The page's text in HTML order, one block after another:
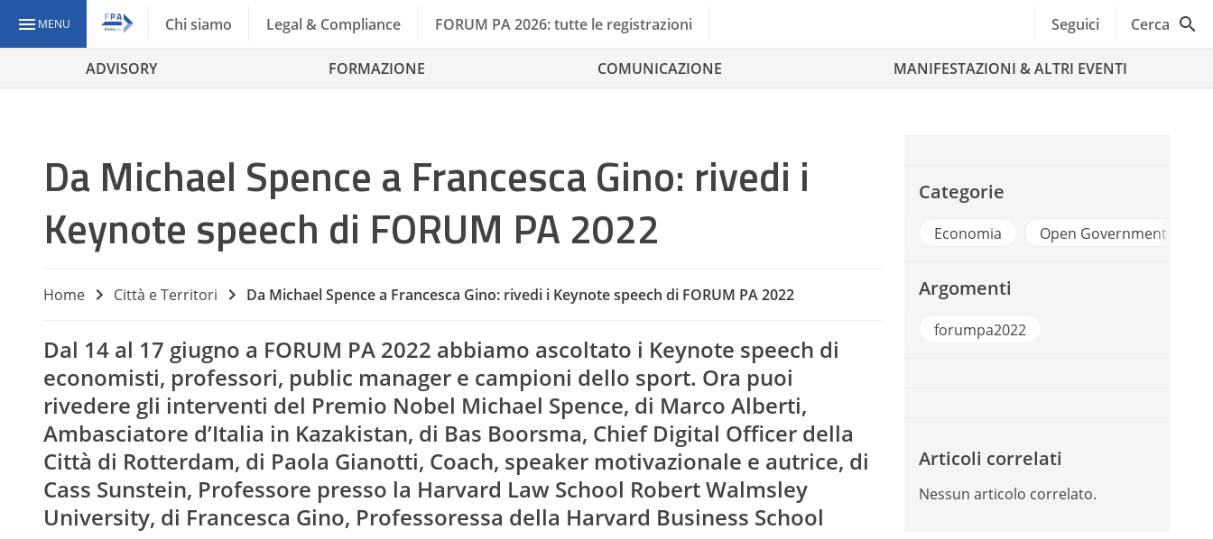
MENU Chi siamo Legal & Compliance FORUM PA 2026: tutte le registrazioni Seguici Cerca
ADVISORY FORMAZIONE COMUNICAZIONE MANIFESTAZIONI & ALTRI EVENTI
Da Michael Spence a Francesca Gino: rivedi i
Keynote speech di FORUM PA 2022
Home Città e Territori Da Michael Spence a Francesca Gino: rivedi i Keynote speech di FORUM PA 2022
Dal 14 al 17 giugno a FORUM PA 2022 abbiamo ascoltato i Keynote speech di
economisti, professori, public manager e campioni dello sport. Ora puoi
rivedere gli interventi del Premio Nobel Michael Spence, di Marco Alberti,
Ambasciatore d’Italia in Kazakistan, di Bas Boorsma, Chief Digital Officer della
Città di Rotterdam, di Paola Gianotti, Coach, speaker motivazionale e autrice, di
Cass Sunstein, Professore presso la Harvard Law School Robert Walmsley
University, di Francesca Gino, Professoressa della Harvard Business School
Categorie
Economia Open Government
Argomenti
forumpa2022
Articoli correlati
Nessun articolo correlato.